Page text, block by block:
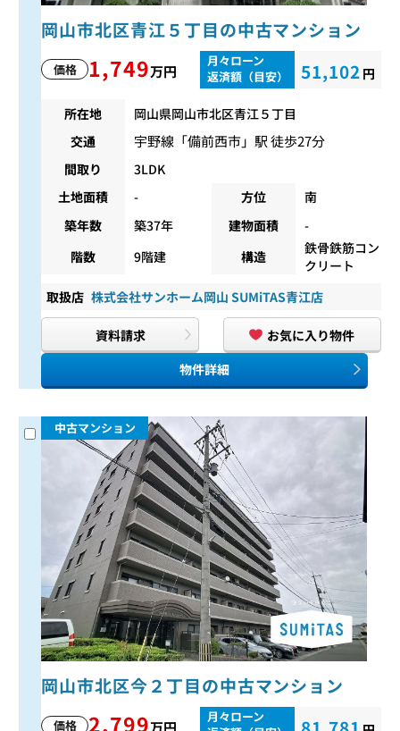
岡山市北区青江５丁目の中古マンション
価格 1,749万円
月々ローン
返済額（目安）
51,102 円
所在地
岡山県岡山市北区青江５丁目
交通
宇野線 「備前西市」駅 徒歩27分
間取り
3LDK
土地面積
- 方位
南
築年数
築37年 建物面積
-
階数
9階建 構造
鉄骨鉄筋コン
クリート
取扱店 株式会社サンホーム岡山 SUMiTAS青江店
資料請求
お気に入り物件
物件詳細
中古マンション
岡山市北区今２丁目の中古マンション
価格 2,799万円
月々ローン